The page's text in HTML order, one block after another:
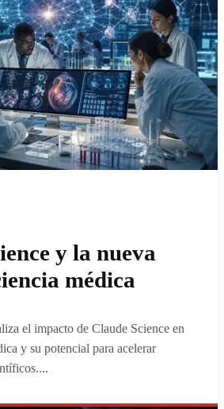
y la nueva
médica
el impacto de Claude Science en
y su potencial para acelerar
...